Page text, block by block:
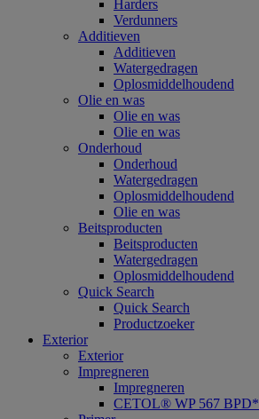
Harders
Verdunners
Additieven
Additieven
Watergedragen
Oplosmiddelhoudend
Olie en was
Olie en was
Olie en was
Onderhoud
Onderhoud
Watergedragen
Oplosmiddelhoudend
Olie en was
Beitsproducten
Beitsproducten
Watergedragen
Oplosmiddelhoudend
Quick Search
Quick Search
Productzoeker
Exterior
Exterior
Impregneren
Impregneren
CETOL® WP 567 BPD*